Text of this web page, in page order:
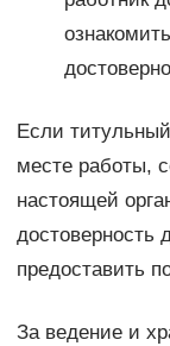
Если
месте работы,
настоящей
достоверность
предоставить
За ведение и